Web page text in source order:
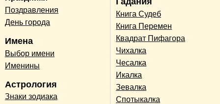
Поздравления
День города
Имена
Выбор имени
Именины
Астрология
Знаки зодиака
Книга Судеб
Книга Перемен
Квадрат Пифагора
Чихалка
Чесалка
Икалка
Зевалка
Спотыкалка